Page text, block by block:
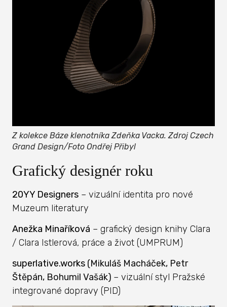
Z kolekce Báze klenotníka Zdeňka Vacka. Zdroj Czech
Grand Design/Foto Ondřej Přibyl
Grafický designér roku
20YY Designers – vizuální identita pro nové
Muzeum literatury
Anežka Minaříková – grafický design knihy Clara
/ Clara Istlerová, práce a život (UMPRUM)
superlative.works (Mikuláš Macháček, Petr
Štěpán, Bohumil Vašák) – vizuální styl Pražské
integrované dopravy (PID)